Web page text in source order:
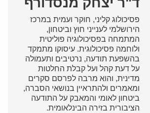
פסיכולוג קליני, חוקר ועמית במרכז
הירושלמי לענייני חוץ וביטחון,
המתמחה בפסיכולוגיה פוליטית
ולוחמה פסיכולוגית. עיסוקו מתמקד
בהשפעת תודעה, נרטיבים ותעמולה
על דעת קהל ועל קבלת החלטות
מדינית, והוא מרבה לפרסם סקרים
ומאמרים ולהתראיין בנושאי הסברה,
ביטחון לאומי והמאבק על התודעה
הציבורית בזירה הבינלאומית.